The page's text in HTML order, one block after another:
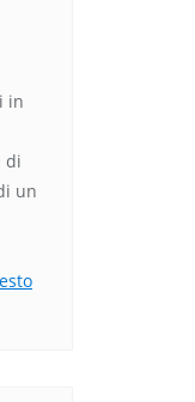
in
di
un